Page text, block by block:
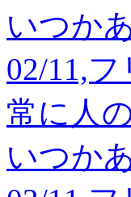
いつか
02/11,
常に人
いつか